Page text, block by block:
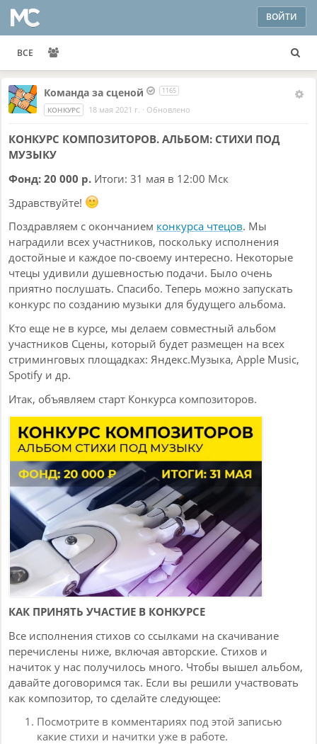
ВОЙТИ
ВСЕ
Команда за сценой 1165
КОНКУРС 18 мая 2021 г. · Обновлено
КОНКУРС КОМПОЗИТОРОВ. АЛЬБОМ: СТИХИ ПОД
МУЗЫКУ
Фонд: 20 000 р. Итоги: 31 мая в 12:00 Мск
Здравствуйте!
Поздравляем с окончанием конкурса чтецов. Мы
наградили всех участников, поскольку исполнения
достойные и каждое по-своему интересно. Некоторые
чтецы удивили душевностью подачи. Было очень
приятно послушать. Спасибо. Теперь можно запускать
конкурс по созданию музыки для будущего альбома.
Кто еще не в курсе, мы делаем совместный альбом
участников Сцены, который будет размещен на всех
стриминговых площадках: Яндекс.Музыка, Apple Music,
Spotify и др.
Итак, объявляем старт Конкурса композиторов.
КАК ПРИНЯТЬ УЧАСТИЕ В КОНКУРСЕ
Все исполнения стихов со ссылками на скачивание
перечислены ниже, включая авторские. Стихов и
начиток у нас получилось много. Чтобы вышел альбом,
давайте договоримся так. Если вы решили участвовать
как композитор, то сделайте следующее:
Посмотрите в комментариях под этой записью
какие стихи и начитки уже в работе.